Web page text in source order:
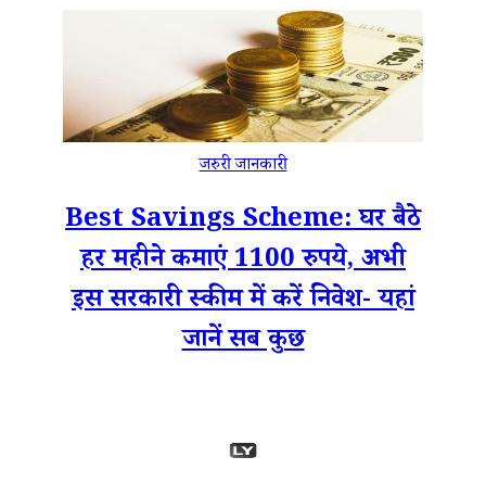
जरुरी जानकारी
Best Savings Scheme: घर बैठे
हर महीने कमाएं 1100 रुपये, अभी
इस सरकारी स्कीम में करें निवेश- यहां
जानें सब कुछ